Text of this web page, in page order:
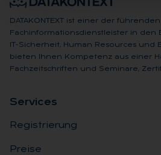
DATAKONTEXT ist einer der führenden
Fachinformationsdienstleister in den
IT-Sicherheit, Human Resources und
bieten Ihnen Kompetenz aus einer
Fachzeitschriften und Seminare,
Ser­vices
Registrierung
Preise